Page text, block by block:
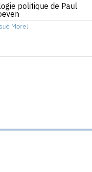
politique de Paul
Morel